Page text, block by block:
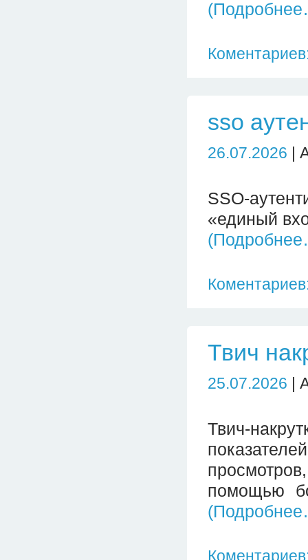
sso
26.07.2026 |
SSO-
«единый
Твич
25.07.2026 |
Твич-
помощью